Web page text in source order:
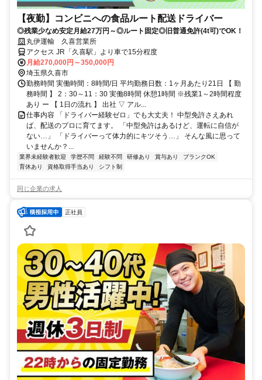
【夜勤】コンビニへの食品ルート配送ドライバー
◎残業少なめ安定月給27万円～◎ルート固定◎旧普通免許(4t可)でOK！
丸伊運輸 久喜営業所
アクセス JR「久喜駅」より車で15分程度
月給270,000円～350,000円
埼玉県久喜市
勤務時間 実働時間：8時間/日 平均勤務日数：1ヶ月あたり21日 【 勤
務時間 】 2：30～11：30 実働8時間 休憩1時間 ※残業1～2時間程度
あり ー 【 1日の流れ 】 出社 ▽ アル...
仕事内容 「ドライバー経験ゼロ」でも大丈夫！ 中型免許さえあれ
ば、配送のプロに育てます。 「中型免許はあるけど、運転に自信が
ない…」 「ドライバーって体力的にキツそう…」 そんな風に思って
いませんか？...
業界未経験者歓迎 学歴不問 経験不問 研修あり 賞与あり
ブランクOK
育休あり
資格取得手当あり シフト制
同じ企業の求人
正社員